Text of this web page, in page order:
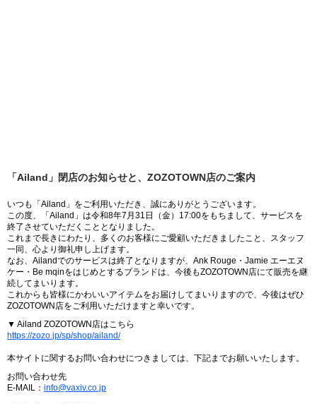
「Ailand」閉店のお知らせと、ZOZOTOWN店のご案内
いつも「Ailand」をご利用いただき、誠にありがとうございます。
この度、「Ailand」は令和8年7月31日（金）17:00をもちまして、サービスを
終了させていただくこととなりました。
これまで長きにわたり、多くのお客様にご愛顧いただきましたこと、スタッフ
一同、心より御礼申し上げます。
なお、Ailandでのサービスは終了となりますが、Ank Rouge・Jamie エーエヌ
ケー・Be mqinをはじめとするブランドは、今後もZOZOTOWN店にて販売を継
続してまいります。
これからも皆様にかわいいアイテムをお届けしてまいりますので、今後はぜひ
ZOZOTOWN店をご利用いただけますと幸いです。
▼ Ailand ZOZOTOWN店はこちら
https://zozo.jp/sp/shop/ailand/
本サイトに関するお問い合わせにつきましては、下記までお願いいたします。
お問い合わせ先
E-MAIL： info@vaxiv.co.jp